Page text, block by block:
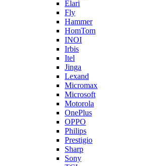
Elari
Fly
Hammer
HomTom
INOI
Irbis
Itel
Jinga
Lexand
Micromax
Microsoft
Motorola
OnePlus
OPPO
Philips
Prestigio
Sharp
Sony